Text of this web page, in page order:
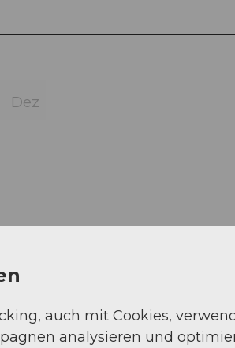
Dez
auch mit Cookies,
analysieren und